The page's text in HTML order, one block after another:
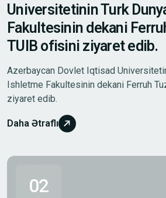
Universitetinin Turk
Fakultesinin dekani
TUIB ofisini ziyaret edib.
Azerbaycan Dovlet Iqtisad
Ishletme Fakultesinin dekani Ferruh
ziyaret edib.
Daha Ətraflı
02